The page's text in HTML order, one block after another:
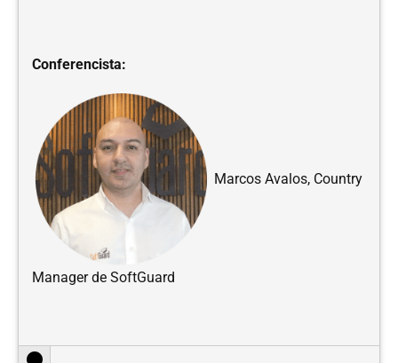
Conferencista:
Marcos Avalos, Country
Manager de SoftGuard